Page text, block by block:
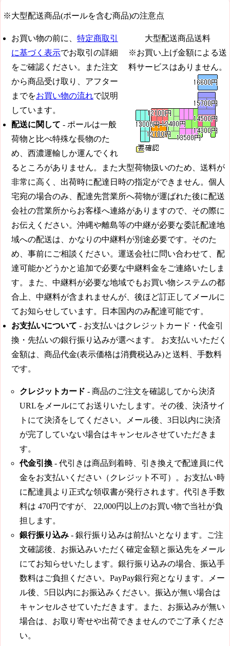
※大型配送商品(ポールを含む商品)の注意点
大型配送商品送料
※お買い上げ金額による送
料サービスはありません。
お買い物の前に、 特定商取引
に基づく表示でお取引の詳細
をご確認ください。また注文
から商品受け取り、アフター
までをお買い物の流れで説明
しています。
配送に関して - ポールは一般
荷物と比べ特殊な長物のた
め、西濃運輸しか運んでくれ
るところがありません。また大型荷物扱いのため、送料が
非常に高く、出荷時に配達日時の指定ができません。個人
宅宛の場合のみ、配達先営業所へ荷物が運ばれた後に配送
会社の営業所からお客様へ連絡がありますので、その際に
お伝えください。沖縄や離島等の中継が必要な委託配達地
域への配送は、かなりの中継料が別途必要です。そのた
め、事前にご相談ください。運送会社に問い合わせて、配
達可能かどうかと追加で必要な中継料金をご連絡いたしま
す。また、中継料が必要な地域でもお買い物システムの都
合上、中継料が含まれませんが、後ほど訂正してメールに
てお知らせしています。日本国内のみ配達可能です。
お支払いについて - お支払いはクレジットカード・代金引
換・先払いの銀行振り込みが選べます。 お支払いいただく
金額は、商品代金(表示価格は消費税込み)と送料、手数料
です。
クレジットカード - 商品のご注文を確認してから決済
URLをメールにてお送りいたします。その後、決済サイ
トにて決済をしてください。メール後、3日以内に決済
が完了していない場合はキャンセルさせていただきま
す。
代金引換 - 代引きは商品到着時、引き換えで配達員に代
金をお支払いください（クレジット不可）。お支払い時
に配達員より正式な領収書が発行されます。代引き手数
料は 470円 ですが、 22,000円 以上のお買い物で当社が負
担します。
銀行振り込み - 銀行振り込みは前払いとなります。ご注
文確認後、お振込みいただく確定金額と振込先をメール
にてお知らせいたします。銀行振り込みの場合、振込手
数料はご負担ください。PayPay銀行宛となります。メー
ル後、5日以内にお振込みください。振込が無い場合は
キャンセルさせていただきます。また、お振込みが無い
場合は、お取り寄せや出荷できませんのでご了承くださ
い。